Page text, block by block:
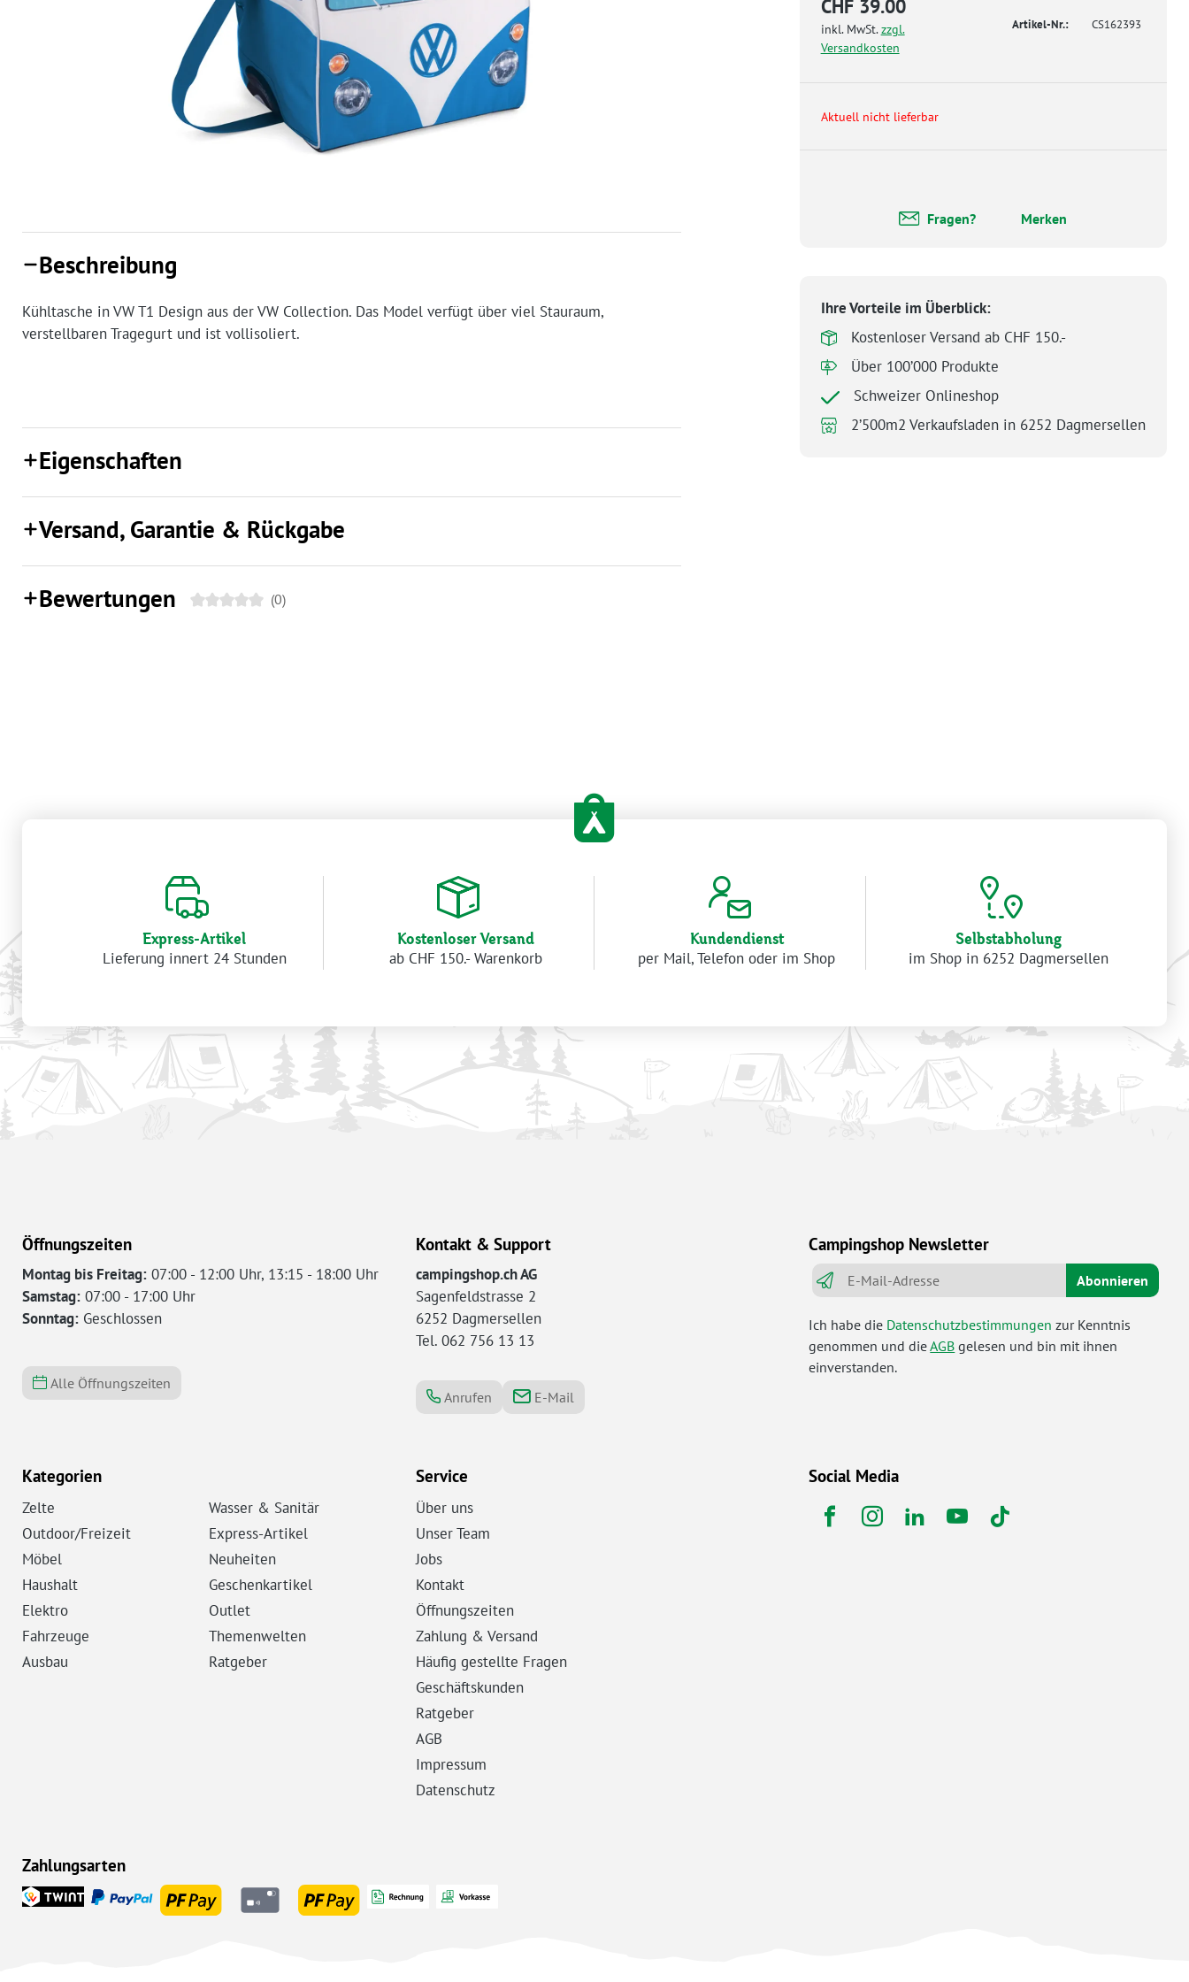
Beschreibung
Kühltasche in VW T1 Design aus der VW Collection. Das Model verfügt über viel Stauraum,
verstellbaren Tragegurt und ist vollisoliert.
Eigenschaften
Versand, Garantie & Rückgabe
Bewertungen (0)
CHF 39.00
inkl. MwSt.zzgl.
Versandkosten
Artikel-Nr.: CS162393
Aktuell nicht lieferbar
Fragen? Merken
Ihre Vorteile im Überblick:
Kostenloser Versand ab CHF 150.-
Über 100’000 Produkte
Schweizer Onlineshop
2’500m2 Verkaufsladen in 6252 Dagmersellen
Express-Artikel
Lieferung innert 24 Stunden
Kostenloser Versand
ab CHF 150.- Warenkorb
Kundendienst
per Mail, Telefon oder im Shop
Selbstabholung
im Shop in 6252 Dagmersellen
Öffnungszeiten
Montag bis Freitag: 07:00 - 12:00 Uhr, 13:15 - 18:00 Uhr
Samstag: 07:00 - 17:00 Uhr
Sonntag: Geschlossen
Alle Öffnungszeiten
Kontakt & Support
campingshop.ch AG
Sagenfeldstrasse 2
6252 Dagmersellen
Tel. 062 756 13 13
Anrufen E-Mail
Campingshop Newsletter
Abonnieren
Ich habe die Datenschutzbestimmungen zur Kenntnis
genommen und dieAGB gelesen und bin mit ihnen
einverstanden.
Kategorien
Zelte
Outdoor/Freizeit
Möbel
Haushalt
Elektro
Fahrzeuge
Ausbau
Wasser & Sanitär
Express-Artikel
Neuheiten
Geschenkartikel
Outlet
Themenwelten
Ratgeber
Service
Über uns
Unser Team
Jobs
Kontakt
Öffnungszeiten
Zahlung & Versand
Häufig gestellte Fragen
Geschäftskunden
Ratgeber
AGB
Impressum
Datenschutz
Social Media
Zahlungsarten